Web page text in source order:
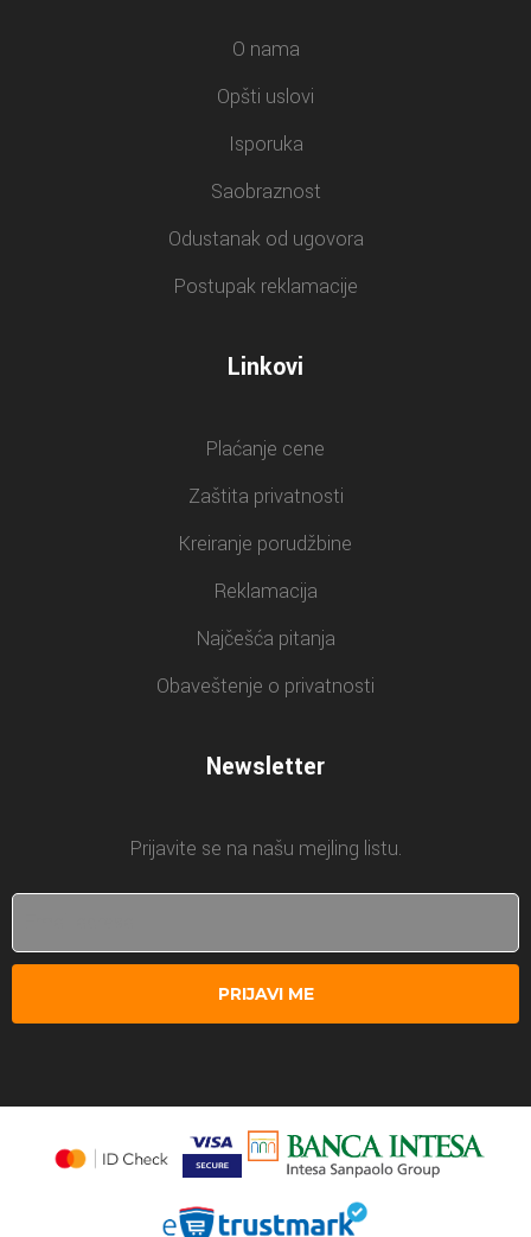
O nama
Opšti uslovi
Isporuka
Saobraznost
Odustanak od ugovora
Postupak reklamacije
Linkovi
Plaćanje cene
Zaštita privatnosti
Kreiranje porudžbine
Reklamacija
Najčešća pitanja
Obaveštenje o privatnosti
Newsletter
Prijavite se na našu mejling listu.
PRIJAVI ME